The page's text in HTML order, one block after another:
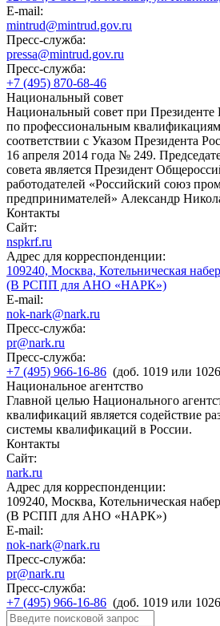
E-mail:
mintrud@mintrud.gov.ru
Пресс-служба:
pressa@mintrud.gov.ru
Пресс-служба:
+7 (495) 870-68-46
Национальный совет
Национальный совет при Президенте
по профессиональным
соответствии с Указом Президента
16 апреля 2014 года № 249.
совета является Президент
работодателей «Российский союз
предпринимателей» Александр
Контакты
Сайт:
nspkrf.ru
Адрес для корреспонденции:
109240, Москва, Котельническая
(В РСПП для АНО «НАРК»)
E-mail:
nok-nark@nark.ru
Пресс-служба:
pr@nark.ru
Пресс-служба:
+7 (495) 966-16-86 (доб. 1019 или
Национальное агентство
Главной целью Национального
квалификаций является содействие
системы квалификаций в России.
Контакты
Сайт:
nark.ru
Адрес для корреспонденции:
109240, Москва, Котельническая
(В РСПП для АНО «НАРК»)
E-mail:
nok-nark@nark.ru
Пресс-служба:
pr@nark.ru
Пресс-служба:
+7 (495) 966-16-86 (доб. 1019 или